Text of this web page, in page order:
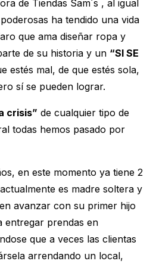
de Tiendas Sam´s , al igual
ha tendido una vida
que ama diseñar ropa y
de su historia y un “SI SE
estés mal, de que estés sola,
sí se pueden lograr.
crisis” de cualquier tipo de
todas hemos pasado por
en este momento ya tiene 2
es madre soltera y
avanzar con su primer hijo
entregar prendas en
que a veces las clientas
arrendando un local,